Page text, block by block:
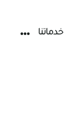
خدماتنا